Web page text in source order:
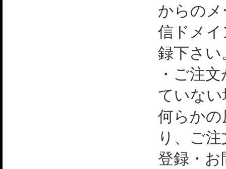
からの
信ドメ
録下さい
・ご注
ていない
何らか
り、ご
登録・